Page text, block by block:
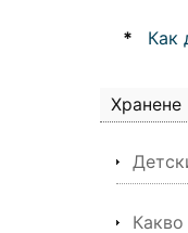
* Как
Хранене